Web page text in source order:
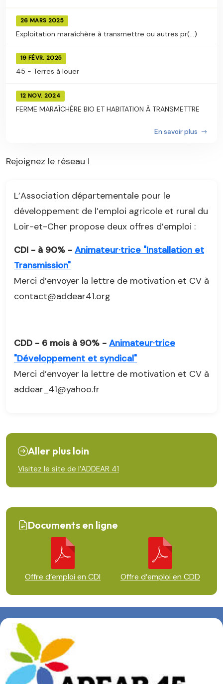
26 MARS 2025
Exploitation maraîchère à transmettre ou autres pr(...)
19 FÉVR. 2025
45 - Terres à louer
12 NOV. 2024
FERME MARAÎCHÈRE BIO ET HABITATION À TRANSMETTRE
En savoir plus
Rejoignez le réseau !
L’Association départementale pour le
développement de l’emploi agricole et rural du
Loir-et-Cher propose deux offres d’emploi :
CDI - à 90% - Animateur·trice "Installation et
Transmission"
Merci d’envoyer la lettre de motivation et CV à
contact@addear41.org
CDD - 6 mois à 90% - Animateur·trice
"Développement et syndical"
Merci d’envoyer la lettre de motivation et CV à
addear_41@yahoo.fr
Aller plus loin
Visitez le site de l’ADDEAR 41
Documents en ligne
Offre d’emploi en CDI Offre d’emploi en CDD